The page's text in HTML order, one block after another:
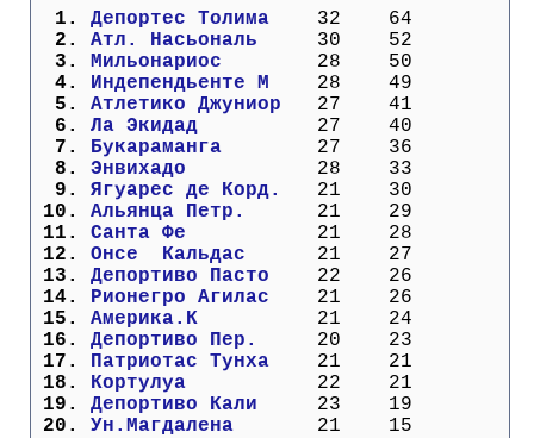
  1.
Депортес Толима
  32    64
  2.
Атл. Насьональ
  30    52
  3.
Мильонариос
  28    50
  4.
Индепендьенте М
  28    49
  5.
Атлетико Джуниор
  27    41
  6.
Ла Экидад
  27    40
  7.
Букараманга
  27    36
  8.
Энвихадо
  28    33
  9.
Ягуарес де Корд.
  21    30
10. Альянца Петр.
  21    29
11. Санта Фе
  21    28
12. Онсе  Кальдас
  21    27
13. Депортиво Пасто
  22    26
14.
Рионегро Агилас
  21    26
15. Америка.К
  21    24
16. Депортиво Пер.
  20    23
17.
Патриотас Тунха
  21    21
18.
Кортулуа
  22    21
19. Депортиво Кали
  23    19
20. Ун.Магдалена
  21    15